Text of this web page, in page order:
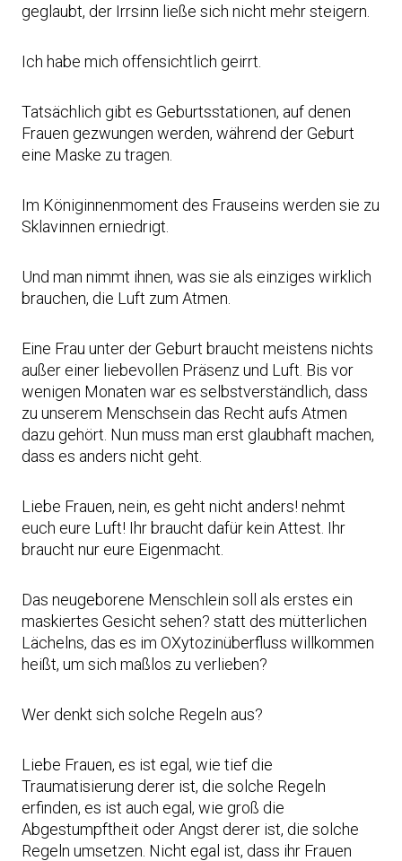
geglaubt, der Irrsinn ließe sich nicht mehr steigern.
Ich habe mich offensichtlich geirrt.
Tatsächlich gibt es Geburtsstationen, auf denen
Frauen gezwungen werden, während der Geburt
eine Maske zu tragen.
Im Königinnenmoment des Frauseins werden sie zu
Sklavinnen erniedrigt.
Und man nimmt ihnen, was sie als einziges wirklich
brauchen, die Luft zum Atmen.
Eine Frau unter der Geburt braucht meistens nichts
außer einer liebevollen Präsenz und Luft. Bis vor
wenigen Monaten war es selbstverständlich, dass
zu unserem Menschsein das Recht aufs Atmen
dazu gehört. Nun muss man erst glaubhaft machen,
dass es anders nicht geht.
Liebe Frauen, nein, es geht nicht anders! nehmt
euch eure Luft! Ihr braucht dafür kein Attest. Ihr
braucht nur eure Eigenmacht.
Das neugeborene Menschlein soll als erstes ein
maskiertes Gesicht sehen? statt des mütterlichen
Lächelns, das es im OXytozinüberfluss willkommen
heißt, um sich maßlos zu verlieben?
Wer denkt sich solche Regeln aus?
Liebe Frauen, es ist egal, wie tief die
Traumatisierung derer ist, die solche Regeln
erfinden, es ist auch egal, wie groß die
Abgestumpftheit oder Angst derer ist, die solche
Regeln umsetzen. Nicht egal ist, dass ihr Frauen